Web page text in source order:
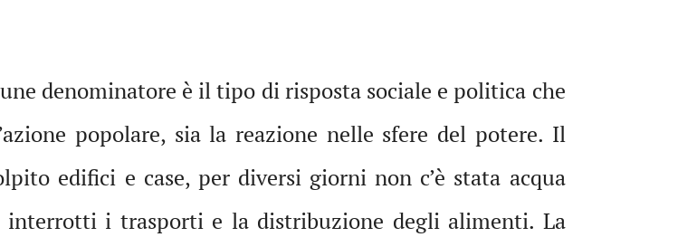
denominatore è il tipo di risposta sociale e politica che
popolare, sia la reazione nelle sfere del potere. Il
edifici e case, per diversi giorni non c’è stata acqua
interrotti i trasporti e la distribuzione degli alimenti. La